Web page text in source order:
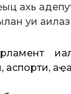
ахь
уи
аспорти,